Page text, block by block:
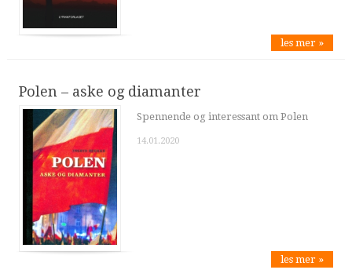
les mer »
Polen – aske og diamanter
Spennende og interessant om Polen
14.01.2020
les mer »